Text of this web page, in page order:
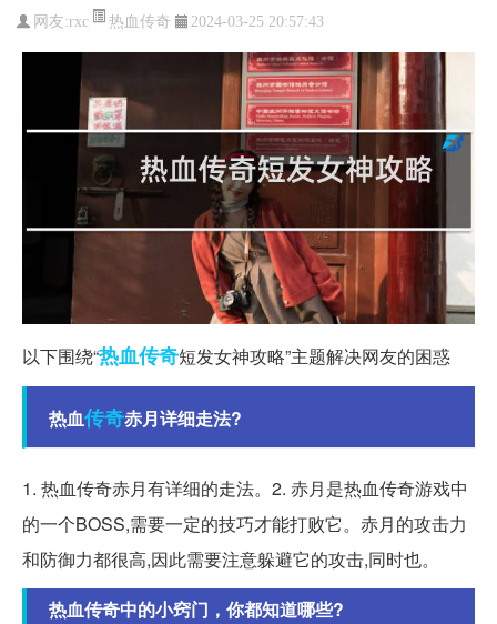
网友:rxc 热血传奇 2024-03-25 20:57:43
以下围绕“热血传奇短发女神攻略”主题解决网友的困惑
热血传奇赤月详细走法?
1. 热血传奇赤月有详细的走法。2. 赤月是热血传奇游戏中
的一个BOSS,需要一定的技巧才能打败它。赤月的攻击力
和防御力都很高,因此需要注意躲避它的攻击,同时也。
热血传奇中的小窍门，你都知道哪些?